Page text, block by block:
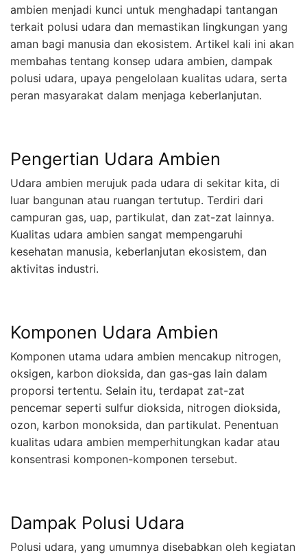
ambien menjadi kunci untuk menghadapi tantangan
terkait polusi udara dan memastikan lingkungan yang
aman bagi manusia dan ekosistem. Artikel kali ini akan
membahas tentang konsep udara ambien, dampak
polusi udara, upaya pengelolaan kualitas udara, serta
peran masyarakat dalam menjaga keberlanjutan.
Pengertian Udara Ambien
Udara ambien merujuk pada udara di sekitar kita, di
luar bangunan atau ruangan tertutup. Terdiri dari
campuran gas, uap, partikulat, dan zat-zat lainnya.
Kualitas udara ambien sangat mempengaruhi
kesehatan manusia, keberlanjutan ekosistem, dan
aktivitas industri.
Komponen Udara Ambien
Komponen utama udara ambien mencakup nitrogen,
oksigen, karbon dioksida, dan gas-gas lain dalam
proporsi tertentu. Selain itu, terdapat zat-zat
pencemar seperti sulfur dioksida, nitrogen dioksida,
ozon, karbon monoksida, dan partikulat. Penentuan
kualitas udara ambien memperhitungkan kadar atau
konsentrasi komponen-komponen tersebut.
Dampak Polusi Udara
Polusi udara, yang umumnya disebabkan oleh kegiatan